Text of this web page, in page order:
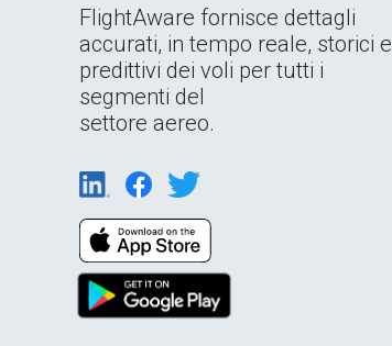
FlightAware fornisce dettagli
accurati, in tempo reale, storici e
predittivi dei voli per tutti i
segmenti del
settore aereo.